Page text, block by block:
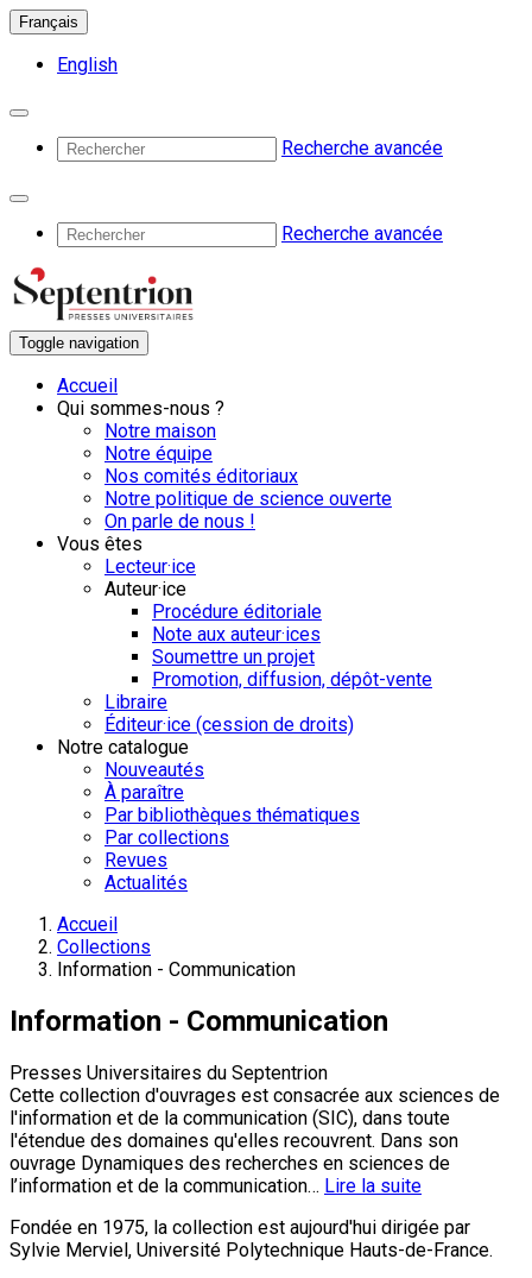
Français
English
Recherche avancée
Recherche avancée
Toggle navigation
Accueil
Qui sommes-nous ?
Notre maison
Notre équipe
Nos comités éditoriaux
Notre politique de science ouverte
On parle de nous !
Vous êtes
Lecteur·ice
Auteur·ice
Procédure éditoriale
Note aux auteur·ices
Soumettre un projet
Promotion, diffusion, dépôt-vente
Libraire
Éditeur·ice (cession de droits)
Notre catalogue
Nouveautés
À paraître
Par bibliothèques thématiques
Par collections
Revues
Actualités
Accueil
Collections
Information - Communication
Information - Communication
Presses Universitaires du Septentrion
Cette collection d'ouvrages est consacrée aux sciences de
l'information et de la communication (SIC), dans toute
l'étendue des domaines qu'elles recouvrent. Dans son
ouvrage Dynamiques des recherches en sciences de
l’information et de la communication… Lire la suite
Fondée en 1975, la collection est aujourd'hui dirigée par
Sylvie Merviel, Université Polytechnique Hauts-de-France.